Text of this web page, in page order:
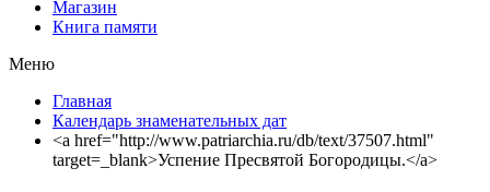
Магазин
Книга памяти
Меню
Главная
Календарь знаменательных дат
<a href="http://www.patriarchia.ru/db/text/37507.html"
target=_blank>Успение Пресвятой Богородицы.</a>